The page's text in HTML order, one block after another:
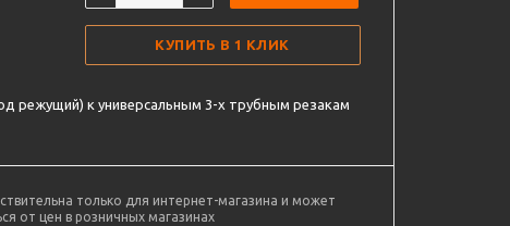
КУПИТЬ В 1 КЛИК
режущий) к универсальным 3-х трубным резакам
только для интернет-магазина и может
от цен в розничных магазинах